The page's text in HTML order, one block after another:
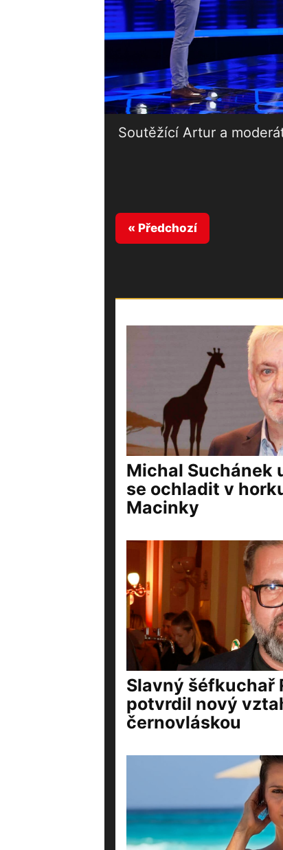
Soutěžící Artur a
« Předchozí
Michal Suchánek
se ochladit v
Macinky
Slavný šéfkuchař
potvrdil nový
černovláskou